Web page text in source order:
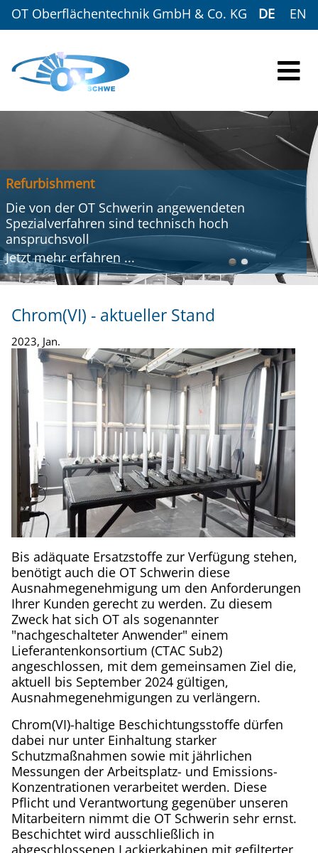
OT Oberflächentechnik GmbH & Co. KG DE EN
Refurbishment
Die von der OT Schwerin angewendeten
Spezialverfahren sind technisch hoch
anspruchsvoll
Jetzt mehrerfahren ...
Chrom(VI) - aktueller Stand
2023, Jan.
Bis adäquate Ersatzstoffe zur Verfügung stehen,
benötigt auch die OT Schwerin diese
Ausnahmegenehmigung um den Anforderungen
Ihrer Kunden gerecht zu werden. Zu diesem
Zweck hat sich OT als sogenannter
"nachgeschalteter Anwender" einem
Lieferantenkonsortium (CTAC Sub2)
angeschlossen, mit dem gemeinsamen Ziel die,
aktuell bis September 2024 gültigen,
Ausnahmegenehmigungen zu verlängern.
Chrom(VI)-haltige Beschichtungsstoffe dürfen
dabei nur unter Einhaltung starker
Schutzmaßnahmen sowie mit jährlichen
Messungen der Arbeitsplatz- und Emissions-
Konzentrationen verarbeitet werden. Diese
Pflicht und Verantwortung gegenüber unseren
Mitarbeitern nimmt die OT Schwerin sehr ernst.
Beschichtet wird ausschließlich in
abgeschlossenen Lackierkabinen mit gefilterter